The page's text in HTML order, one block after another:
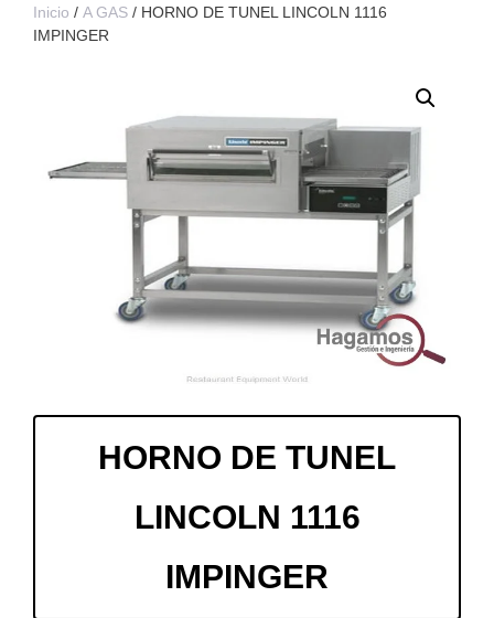
Inicio / A GAS / HORNO DE TUNEL LINCOLN 1116
IMPINGER
HORNO DE TUNEL
LINCOLN 1116
IMPINGER